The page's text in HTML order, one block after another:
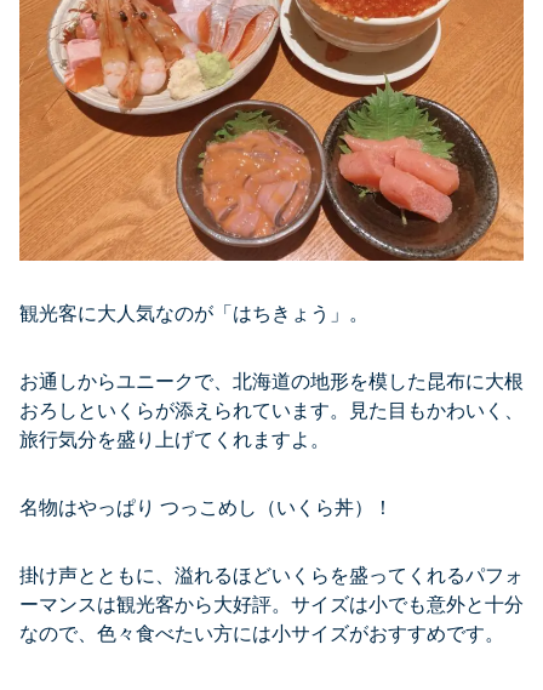
観光客に大人気なのが「はちきょう」。
お通しからユニークで、北海道の地形を模した昆布に大根
おろしといくらが添えられています。見た目もかわいく、
旅行気分を盛り上げてくれますよ。
名物はやっぱり つっこめし（いくら丼）！
掛け声とともに、溢れるほどいくらを盛ってくれるパフォ
ーマンスは観光客から大好評。サイズは小でも意外と十分
なので、色々食べたい方には小サイズがおすすめです。